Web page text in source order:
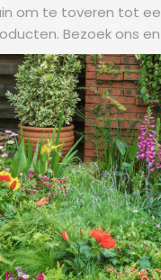
om te toveren tot
Bezoek ons